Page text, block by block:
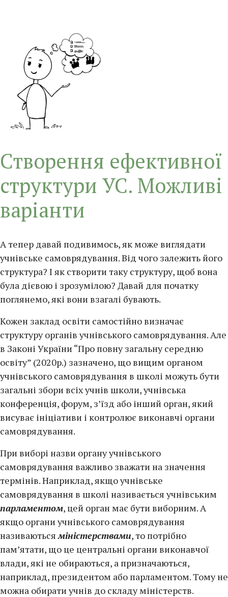
Створення ефективної
структури УС. Можливі
варіанти
А тепер давай подивимось, як може виглядати
учнівське самоврядування. Від чого залежить його
структура? І як створити таку структуру, щоб вона
була дієвою і зрозумілою? Давай для початку
поглянемо, які вони взагалі бувають.
Кожен заклад освіти самостійно визначає
структуру органів учнівського самоврядування. Але
в Законі України “Про повну загальну середню
освіту” (2020р.) зазначено, що вищим органом
учнівського самоврядування в школі можуть бути
загальні збори всіх учнів школи, учнівська
конференція, форум, з’їзд або інший орган, який
висуває ініціативи і контролює виконавчі органи
самоврядування.
При виборі назви органу учнівського
самоврядування важливо зважати на значення
термінів. Наприклад, якщо учнівське
самоврядування в школі називається учнівським
парламентом, цей орган має бути виборним. А
якщо органи учнівського самоврядування
називаютьсяміністерствами, то потрібно
пам’ятати, що це центральні органи виконавчої
влади, які не обираються, а призначаються,
наприклад, президентом або парламентом. Тому не
можна обирати учнів до складу міністерств.